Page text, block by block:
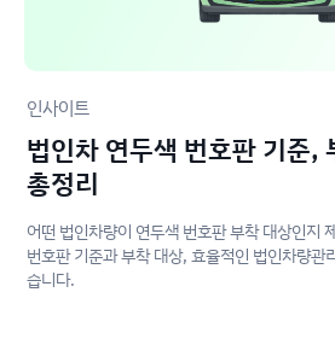
인사이트
법인차 연두색 번호판 기준,
총정리
어떤 법인차량이 연두색 번호판 부착 대상인지
번호판 기준과 부착 대상, 효율적인 법인차량관
습니다.